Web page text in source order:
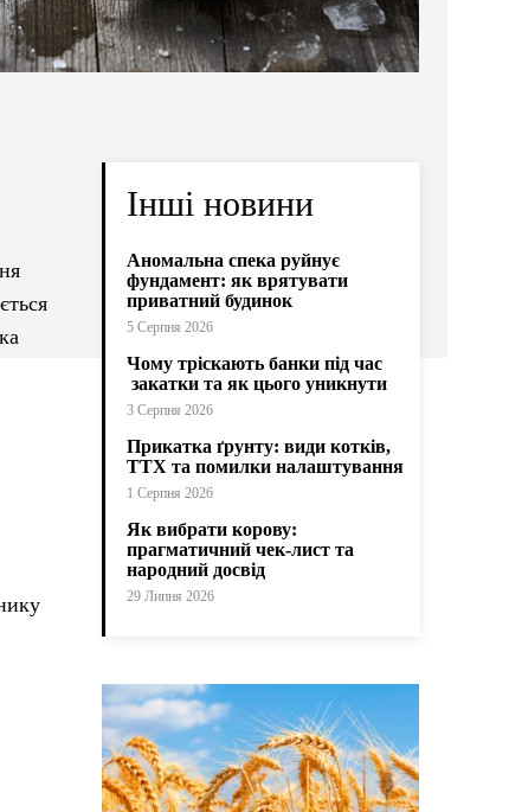
Інші новини
Аномальна спека руйнує
фундамент: як врятувати
приватний будинок
5 Серпня 2026
Чому тріскають банки під час
закатки та як цього уникнути
3 Серпня 2026
Прикатка ґрунту: види котків,
ТТХ та помилки налаштування
1 Серпня 2026
Як вибрати корову:
прагматичний чек-лист та
народний досвід
29 Липня 2026